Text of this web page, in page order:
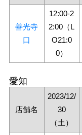
善光寺
口
12:00-2
2:00（L
O21:0
0）
愛知
店舗名
2023/12/
30
（土）